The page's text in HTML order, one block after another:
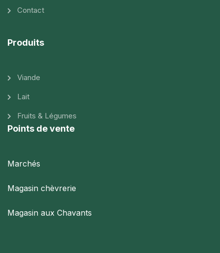
Contact
Produits
Viande
Lait
Fruits & Légumes
Points de vente
Marchés
Magasin chèvrerie
Magasin aux Chavants